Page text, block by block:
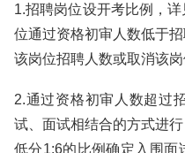
1.招聘岗位设开考比例，
位通过资格初审人数低于
该岗位招聘人数或取消该岗
2.通过资格初审人数超过
试、面试相结合的方式进
低分1:6的比例确定入围面